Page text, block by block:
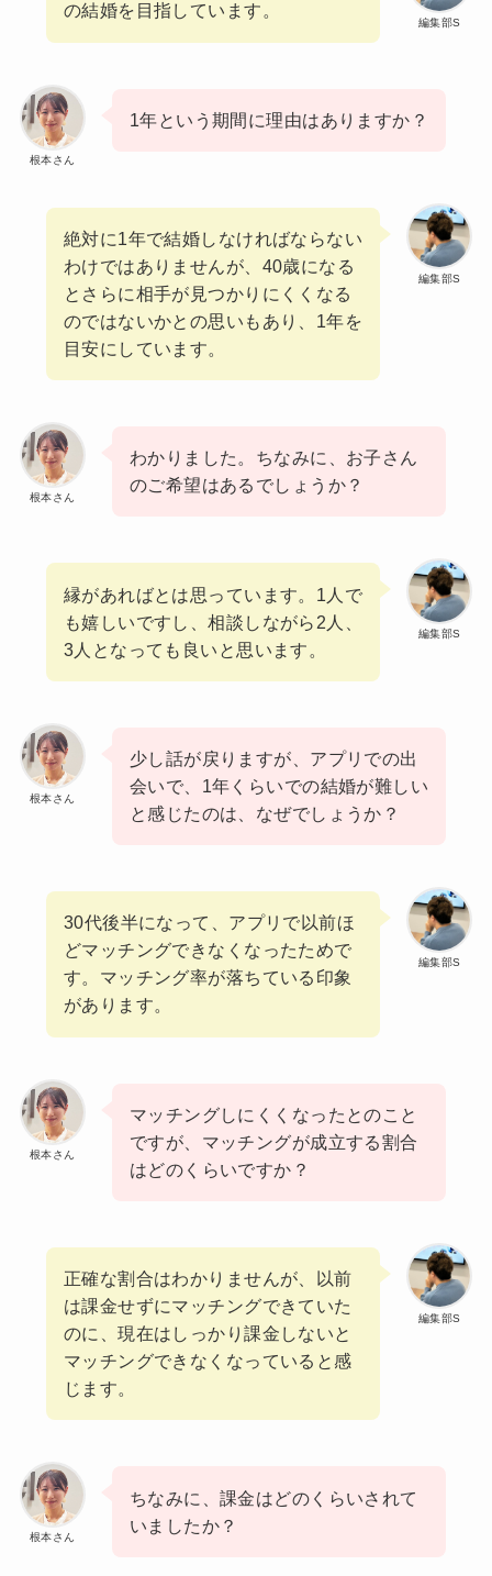
編集部S
の結婚を目指しています。
根本さん
1年という期間に理由はありますか？
編集部S
絶対に1年で結婚しなければならない
わけではありませんが、40歳になる
とさらに相手が見つかりにくくなる
のではないかとの思いもあり、1年を
目安にしています。
根本さん
わかりました。ちなみに、お子さん
のご希望はあるでしょうか？
編集部S
縁があればとは思っています。1人で
も嬉しいですし、相談しながら2人、
3人となっても良いと思います。
根本さん
少し話が戻りますが、アプリでの出
会いで、1年くらいでの結婚が難しい
と感じたのは、なぜでしょうか？
編集部S
30代後半になって、アプリで以前ほ
どマッチングできなくなったためで
す。マッチング率が落ちている印象
があります。
根本さん
マッチングしにくくなったとのこと
ですが、マッチングが成立する割合
はどのくらいですか？
編集部S
正確な割合はわかりませんが、以前
は課金せずにマッチングできていた
のに、現在はしっかり課金しないと
マッチングできなくなっていると感
じます。
根本さん
ちなみに、課金はどのくらいされて
いましたか？